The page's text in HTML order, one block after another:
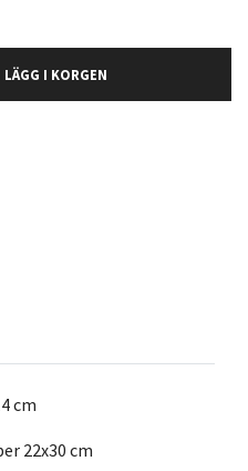
LÄGG I KORGEN
cm
22x30 cm